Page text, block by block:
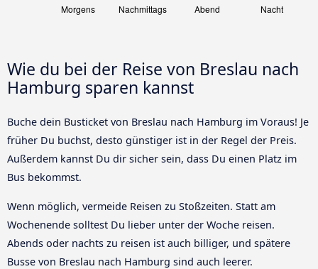
Wie du bei der Reise von Breslau nach
Hamburg sparen kannst
Buche dein Busticket von Breslau nach Hamburg im Voraus! Je
früher Du buchst, desto günstiger ist in der Regel der Preis.
Außerdem kannst Du dir sicher sein, dass Du einen Platz im
Bus bekommst.
Wenn möglich, vermeide Reisen zu Stoßzeiten. Statt am
Wochenende solltest Du lieber unter der Woche reisen.
Abends oder nachts zu reisen ist auch billiger, und spätere
Busse von Breslau nach Hamburg sind auch leerer.